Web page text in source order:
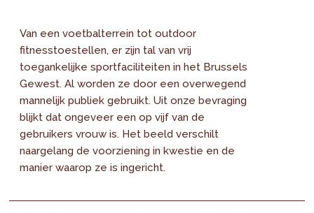
Van een voetbalterrein tot outdoor
fitnesstoestellen, er zijn tal van vrij
toegankelijke sportfaciliteiten in het Brussels
Gewest. Al worden ze door een overwegend
mannelijk publiek gebruikt. Uit onze bevraging
blijkt dat ongeveer een op vijf van de
gebruikers vrouw is. Het beeld verschilt
naargelang de voorziening in kwestie en de
manier waarop ze is ingericht.